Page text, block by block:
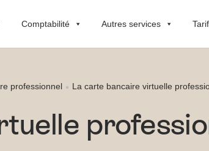
Comptabilité Autres services
professionnel La carte bancaire virtuelle